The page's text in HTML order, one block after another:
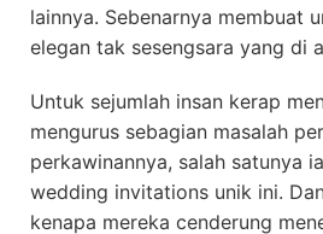
lainnya. Sebenarnya membuat
elegan tak sesengsara yang di
Untuk sejumlah insan kerap
mengurus sebagian masalah
perkawinannya, salah satunya
wedding invitations unik ini.
kenapa mereka cenderung